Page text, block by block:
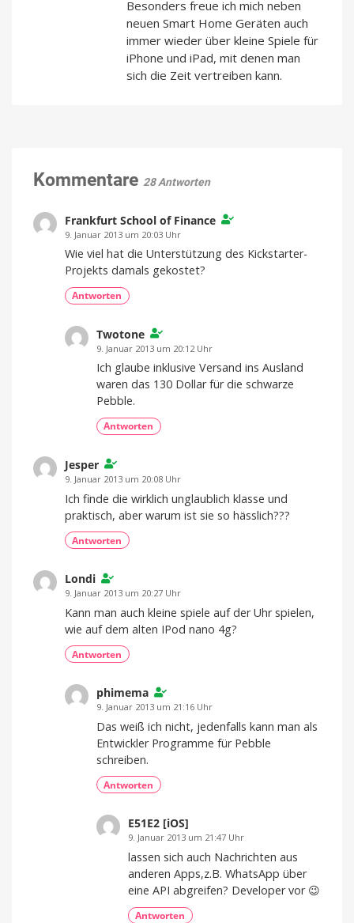
Besonders freue ich mich neben
neuen Smart Home Geräten auch
immer wieder über kleine Spiele für
iPhone und iPad, mit denen man
sich die Zeit vertreiben kann.
Kommentare 28 Antworten
Frankfurt School of Finance
9. Januar 2013 um 20:03 Uhr
Wie viel hat die Unterstützung des Kickstarter-
Projekts damals gekostet?
Antworten
Twotone
9. Januar 2013 um 20:12 Uhr
Ich glaube inklusive Versand ins Ausland
waren das 130 Dollar für die schwarze
Pebble.
Antworten
Jesper
9. Januar 2013 um 20:08 Uhr
Ich finde die wirklich unglaublich klasse und
praktisch, aber warum ist sie so hässlich???
Antworten
Londi
9. Januar 2013 um 20:27 Uhr
Kann man auch kleine spiele auf der Uhr spielen,
wie auf dem alten IPod nano 4g?
Antworten
phimema
9. Januar 2013 um 21:16 Uhr
Das weiß ich nicht, jedenfalls kann man als
Entwickler Programme für Pebble
schreiben.
Antworten
E51E2 [iOS]
9. Januar 2013 um 21:47 Uhr
lassen sich auch Nachrichten aus
anderen Apps,z.B. WhatsApp über
eine API abgreifen? Developer vor 😉
Antworten